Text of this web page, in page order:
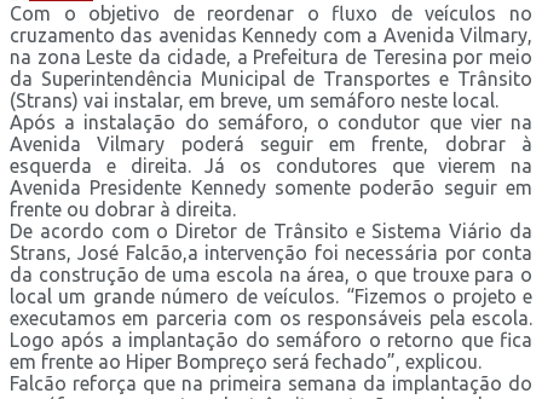
Com o objetivo de reordenar o fluxo de veículos no
cruzamento das avenidas Kennedy com a Avenida Vilmary,
na zona Leste da cidade, a Prefeitura de Teresina por meio
da Superintendência Municipal de Transportes e Trânsito
(Strans) vai instalar, em breve, um semáforo neste local.
Após a instalação do semáforo, o condutor que vier na
Avenida Vilmary poderá seguir em frente, dobrar à
esquerda e direita. Já os condutores que vierem na
Avenida Presidente Kennedy somente poderão seguir em
frente ou dobrar à direita.
De acordo com o Diretor de Trânsito e Sistema Viário da
Strans, José Falcão,a intervenção foi necessária por conta
da construção de uma escola na área, o que trouxe para o
local um grande número de veículos. “Fizemos o projeto e
executamos em parceria com os responsáveis pela escola.
Logo após a implantação do semáforo o retorno que fica
em frente ao Hiper Bompreço será fechado”, explicou.
Falcão reforça que na primeira semana da implantação do